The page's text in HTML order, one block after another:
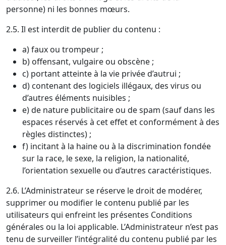
personne) ni les bonnes mœurs.
2.5. Il est interdit de publier du contenu :
a) faux ou trompeur ;
b) offensant, vulgaire ou obscène ;
c) portant atteinte à la vie privée d’autrui ;
d) contenant des logiciels illégaux, des virus ou
d’autres éléments nuisibles ;
e) de nature publicitaire ou de spam (sauf dans les
espaces réservés à cet effet et conformément à des
règles distinctes) ;
f) incitant à la haine ou à la discrimination fondée
sur la race, le sexe, la religion, la nationalité,
l’orientation sexuelle ou d’autres caractéristiques.
2.6. L’Administrateur se réserve le droit de modérer,
supprimer ou modifier le contenu publié par les
utilisateurs qui enfreint les présentes Conditions
générales ou la loi applicable. L’Administrateur n’est pas
tenu de surveiller l’intégralité du contenu publié par les